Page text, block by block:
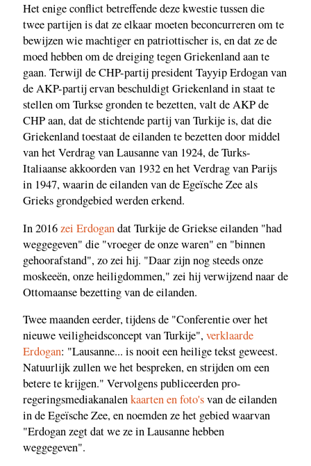
Het enige conflict betreffende deze kwestie tussen die
twee partijen is dat ze elkaar moeten beconcurreren om te
bewijzen wie machtiger en patriottischer is, en dat ze de
moed hebben om de dreiging tegen Griekenland aan te
gaan. Terwijl de CHP-partij president Tayyip Erdogan van
de AKP-partij ervan beschuldigt Griekenland in staat te
stellen om Turkse gronden te bezetten, valt de AKP de
CHP aan, dat de stichtende partij van Turkije is, dat die
Griekenland toestaat de eilanden te bezetten door middel
van het Verdrag van Lausanne van 1924, de Turks-
Italiaanse akkoorden van 1932 en het Verdrag van Parijs
in 1947, waarin de eilanden van de Egeïsche Zee als
Grieks grondgebied werden erkend.
In 2016zei Erdogandat Turkije de Griekse eilanden "had
weggegeven" die "vroeger de onze waren" en "binnen
gehoorafstand", zo zei hij. "Daar zijn nog steeds onze
moskeeën, onze heiligdommen," zei hij verwijzend naar de
Ottomaanse bezetting van de eilanden.
Twee maanden eerder, tijdens de "Conferentie over het
nieuwe veiligheidsconcept van Turkije",verklaarde
Erdogan: "Lausanne... is nooit een heilige tekst geweest.
Natuurlijk zullen we het bespreken, en strijden om een
betere te krijgen." Vervolgens publiceerden pro-
regeringsmediakanalenkaarten en foto'svan de eilanden
in de Egeïsche Zee, en noemden ze het gebied waarvan
"Erdogan zegt dat we ze in Lausanne hebben
weggegeven".